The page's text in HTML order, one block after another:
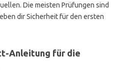
Die meisten Prüfungen sind
dir Sicherheit für den ersten
Anleitung für die